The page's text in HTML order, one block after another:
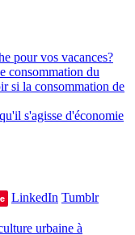
pour vos vacances?
consommation du
si la consommation de
s'agisse d'économie
LinkedIn Tumblr
urbaine à